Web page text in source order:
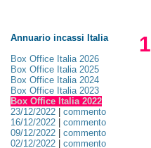
Annuario incassi Italia
Box Office Italia 2026
Box Office Italia 2025
Box Office Italia 2024
Box Office Italia 2023
Box Office Italia 2022
23/12/2022| commento
16/12/2022| commento
09/12/2022| commento
02/12/2022| commento
1